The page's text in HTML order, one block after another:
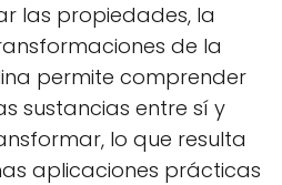
las propiedades, la
de la
permite comprender
sustancias entre sí y
lo que resulta
aplicaciones prácticas